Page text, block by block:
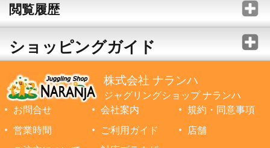
閲覧履歴
ショッピングガイド
株式会社 ナランハ
ジャグリングショップ ナランハ
お問合せ
会社案内
規約・同意事項
営業時間
ご利用ガイド
店舗